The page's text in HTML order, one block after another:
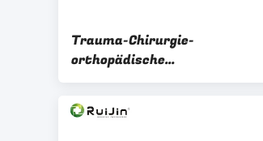
Trauma-Chirurgie-
orthopädische
Elektrowerkzeug-
medizinischer oszillierender
Knochen sah